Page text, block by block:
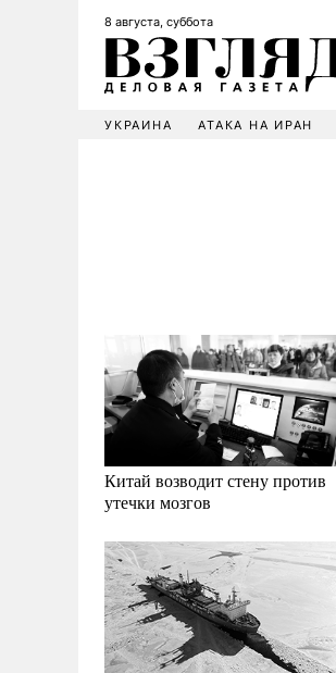
8 августа, суббота
УКРАИНА АТАКА НА ИРАН
Китай возводит стену против
утечки мозгов